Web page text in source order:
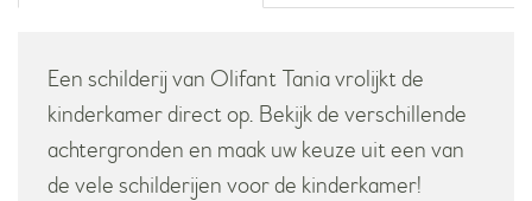
Een schilderij van Olifant Tania vrolijkt de
kinderkamer direct op. Bekijk de verschillende
achtergronden en maak uw keuze uit een van
de vele schilderijen voor de kinderkamer!